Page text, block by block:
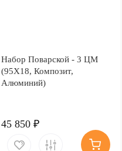
Набор Поварской - 3 ЦМ
(95Х18, Композит,
Алюминий)
45 850 ₽